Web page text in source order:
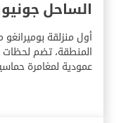
الساحل
أول منزلقة
المنطقة، تضم لحظات
عمودية لمغامرة